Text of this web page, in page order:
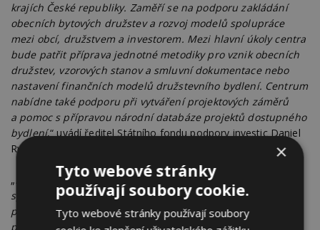
krajích České republiky. Zaměří se na podporu zakládání
obecních bytových družstev a rozvoj modelů spolupráce
mezi obcí, družstvem a investorem. Mezi hlavní úkoly centra
bude patřit příprava jednotné metodiky pro vznik obecních
družstev, vzorových stanov a smluvní dokumentace nebo
nastavení finančních modelů družstevního bydlení. Centrum
nabídne také podporu při vytváření projektových záměrů
a pomoc s přípravou národní databáze projektů dostupného
bydlení,“ uvádí ředitel Státního fondu podpory investic Daniel
Ryšávka.
„Dostupné bydlení dnes není problém jednotlivců, ale celé
společnosti. Města a obce jsou klíčovou součástí řešení, ale
potřebují silného odborného partnera, který jim pomůže
připravovat reálné a dlouhodobě udržitelné projekty. Jsme
×
Tyto webové stránky
používají soubory cookie.
Tyto webové stránky používají soubory